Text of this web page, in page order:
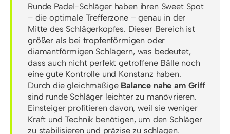
Runde Padel-Schläger haben ihren Sweet Spot
– die optimale Trefferzone – genau in der
Mitte des Schlägerkopfes. Dieser Bereich ist
größer als bei tropfenförmigen oder
diamantförmigen Schlägern, was bedeutet,
dass auch nicht perfekt getroffene Bälle noch
eine gute Kontrolle und Konstanz haben.
Durch die gleichmäßige Balance nahe am Griff
sind runde Schläger leichter zu manövrieren.
Einsteiger profitieren davon, weil sie weniger
Kraft und Technik benötigen, um den Schläger
zu stabilisieren und präzise zu schlagen.